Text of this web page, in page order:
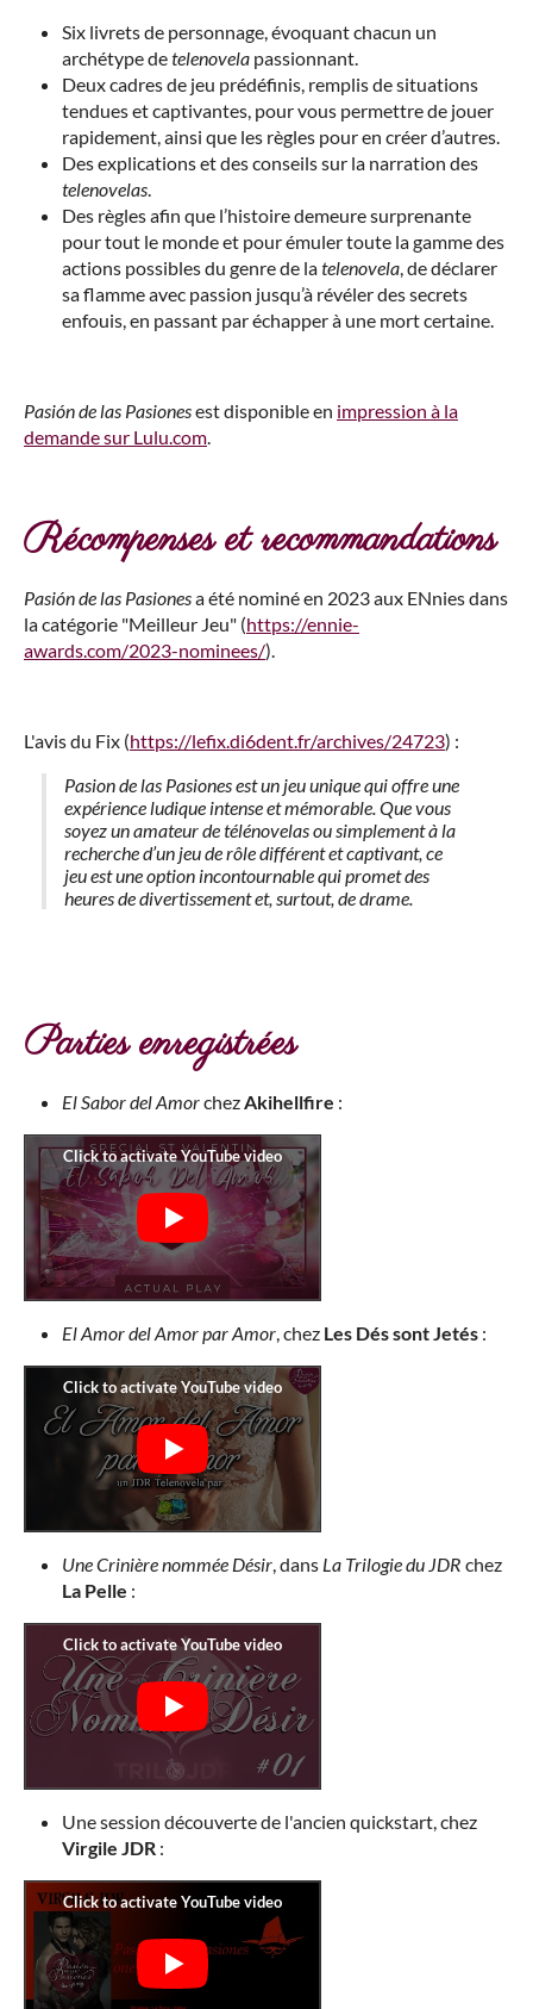
Six livrets de personnage, évoquant chacun un
archétype detelenovela passionnant.
Deux cadres de jeu prédéfinis, remplis de situations
tendues et captivantes, pour vous permettre de jouer
rapidement, ainsi que les règles pour en créer d’autres.
Des explications et des conseils sur la narration des
telenovelas.
Des règles afin que l’histoire demeure surprenante
pour tout le monde et pour émuler toute la gamme des
actions possibles du genre de latelenovela, de déclarer
sa flamme avec passion jusqu’à révéler des secrets
enfouis, en passant par échapper à une mort certaine.
Pasión de las Pasionesest disponible en impression à la
demande sur Lulu.com.
Récompenses et recommandations
Pasión de las Pasionesa été nominé en 2023 aux ENnies dans
la catégorie "Meilleur Jeu" (https://ennie-
awards.com/2023-nominees/).
L'avis du Fix (https://lefix.di6dent.fr/archives/24723) :
Pasion de las Pasiones est un jeu unique qui offre une
expérience ludique intense et mémorable. Que vous
soyez un amateur de télénovelas ou simplement à la
recherche d’un jeu de rôle différent et captivant, ce
jeu est une option incontournable qui promet des
heures de divertissement et, surtout, de drame.
Parties enregistrées
El Sabor del AmorchezAkihellfire :
El Amor del Amor par Amor, chez Les Dés sont Jetés :
Une Crinière nommée Désir, dans La Trilogie du JDR chez
La Pelle :
Une session découverte de l'ancien quickstart, chez
Virgile JDR :